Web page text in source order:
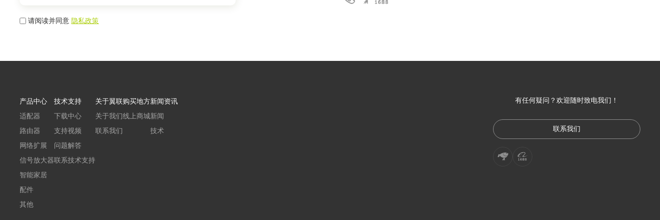
请阅读并同意隐私政策
产品中心
适配器
路由器
网络扩展
信号放大器
智能家居
配件
其他
技术支持
下载中心
支持视频
问题解答
联系技术支持
关于翼联
关于我们
联系我们
购买地方
线上商城
新闻资讯
新闻
技术
有任何疑问？欢迎随时致电我们！
联系我们